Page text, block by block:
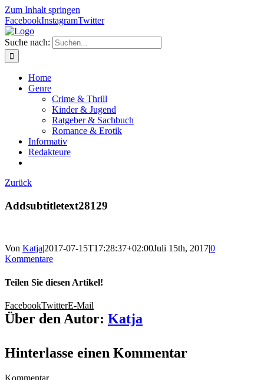
Zum Inhalt springen
FacebookInstagramTwitter
Suche nach:
Home
Genre
Crime & Thrill
Kinder & Jugend
Ratgeber & Sachbuch
Romance & Erotik
Informativ
Redakteure
Zurück
Addsubtitletext28129
Von Katja|2017-07-15T17:28:37+02:00Juli 15th, 2017|0
Kommentare
Teilen Sie diesen Artikel!
FacebookTwitterE-Mail
Über den Autor: Katja
Hinterlasse einen Kommentar
Kommentar